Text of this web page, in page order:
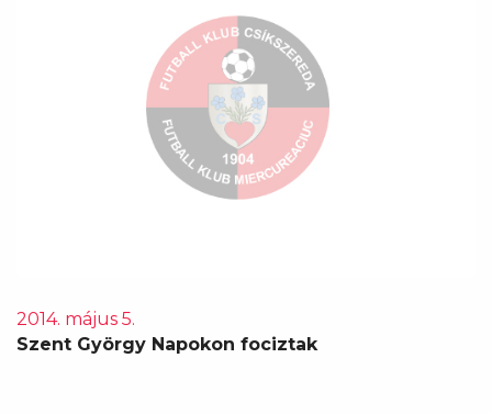
2014. május 5.
Szent György Napokon fociztak